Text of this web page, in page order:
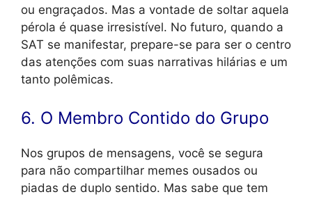
ou engraçados. Mas a vontade de soltar aquela
pérola é quase irresistível. No futuro, quando a
SAT se manifestar, prepare-se para ser o centro
das atenções com suas narrativas hilárias e um
tanto polêmicas.
6. O Membro Contido do Grupo
Nos grupos de mensagens, você se segura
para não compartilhar memes ousados ou
piadas de duplo sentido. Mas sabe que tem